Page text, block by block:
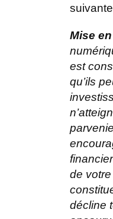
Mise
est
qu’ils
de
décline